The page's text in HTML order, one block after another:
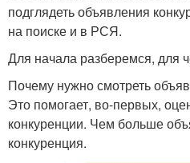
подглядеть объявления
на поиске и в РСЯ.
Для начала разберемся, для
Почему нужно смотреть
Это помогает, во-первых,
конкуренции. Чем больше
конкуренция.